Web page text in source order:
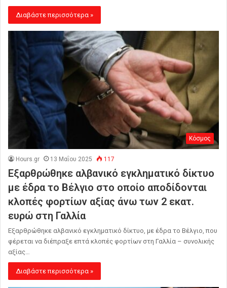
Διαβάστε περισσότερα »
Κόσμος
Hours.gr 13 Μαΐου 2025 117
Εξαρθρώθηκε αλβανικό εγκληματικό δίκτυο
με έδρα το Βέλγιο στο οποίο αποδίδονται
κλοπές φορτίων αξίας άνω των 2 εκατ.
ευρώ στη Γαλλία
Εξαρθρώθηκε αλβανικό εγκληματικό δίκτυο, με έδρα το Βέλγιο, που
φέρεται να διέπραξε επτά κλοπές φορτίων στη Γαλλία – συνολικής
αξίας…
Διαβάστε περισσότερα »